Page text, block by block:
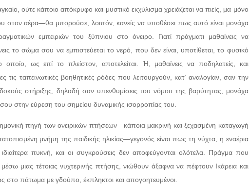
ούτε κάποιο απόκρυφο και μυστικό εκχύλισμα χρειάζεται να πιείς, μα μόνο
στον αέρα—θα μπορούσε, λοιπόν, κανείς να υποθέσει πως αυτό είναι μονάχα
εμπειριών του ξύπνιου στο όνειρο. Γιατί πράγματι μαθαίνεις να
το σώμα σου να εμπιστεύεται το νερό, που δεν είναι, υποτίθεται, το φυσικό
ως επί το πλείστον, αποτελείται. Ή, μαθαίνεις να ποδηλατείς, και
τις ταπεινωτικές βοηθητικές ρόδες που λειτουργούν, κατ’ αναλογίαν, σαν την
στήριξης, δηλαδή σαν υπενθυμίσεις του νόμου της βαρύτητας, μονάχα
στην εύρεση του σημείου δυναμικής ισορροπίας του.
πηγή των ονειρικών πτήσεων—κάποια μακρινή και ξεχασμένη καταγωγή
μνήμη της παιδικής ηλικίας—γεγονός είναι πως τη νύχτα, η εναέρια
πυκνή, και οι συγκρούσεις δεν αποφεύγονται ολότελα. Πράγμα που
μιας τέτοιας νυχτερινής πτήσης, νιώθουν άξαφνα να πέφτουν Ικάρεια και
στο πάτωμα με γδούπο, έκπληκτοι και απογοητευμένοι.